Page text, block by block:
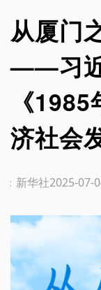
从厦门
——习近
《
济社会
2025-07-
：新华社